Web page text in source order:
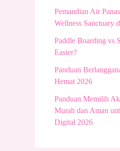
Pemandian Air
Wellness Sanctuary
Paddle Boarding vs
Easier?
Panduan
Hemat 2026
Panduan Memilih
Murah dan Aman
Digital 2026